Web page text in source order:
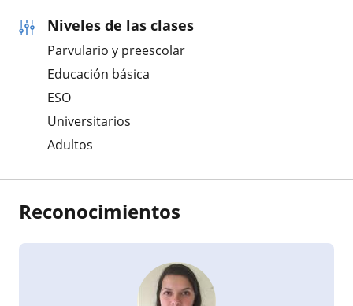
Niveles de las clases
Parvulario y preescolar
Educación básica
ESO
Universitarios
Adultos
Reconocimientos